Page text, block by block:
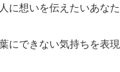
に想いを伝えたいあな
にできない気持ちを表